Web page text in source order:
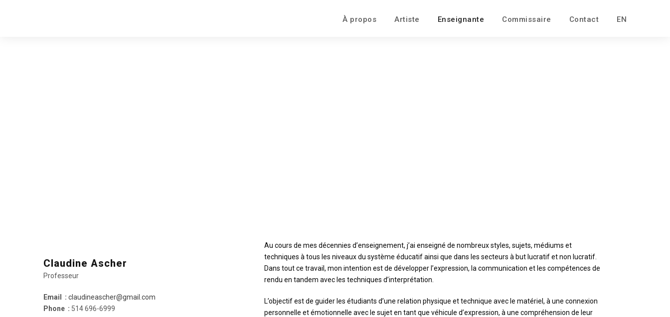
À propos Artiste Enseignante Commissaire Contact EN
Claudine Ascher
Professeur
Email : claudineascher@gmail.com
Phone : 514 696-6999
Au cours de mes décennies d’enseignement, j’ai enseigné de nombreux styles, sujets, médiums et
techniques à tous les niveaux du système éducatif ainsi que dans les secteurs à but lucratif et non lucratif.
Dans tout ce travail, mon intention est de développer l’expression, la communication et les compétences de
rendu en tandem avec les techniques d’interprétation.
L’objectif est de guider les étudiants d’une relation physique et technique avec le matériel, à une connexion
personnelle et émotionnelle avec le sujet en tant que véhicule d’expression, à une compréhension de leur